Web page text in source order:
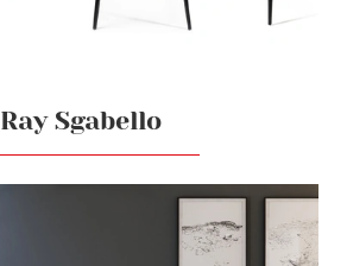
Ray Sgabello